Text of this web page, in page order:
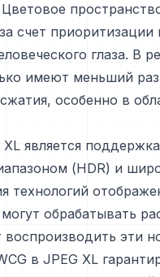
счет
глаза. В
имеют меньший
особенно в
является поддержка
(HDR) и
технологий
обрабатывать
эти
в JPEG XL